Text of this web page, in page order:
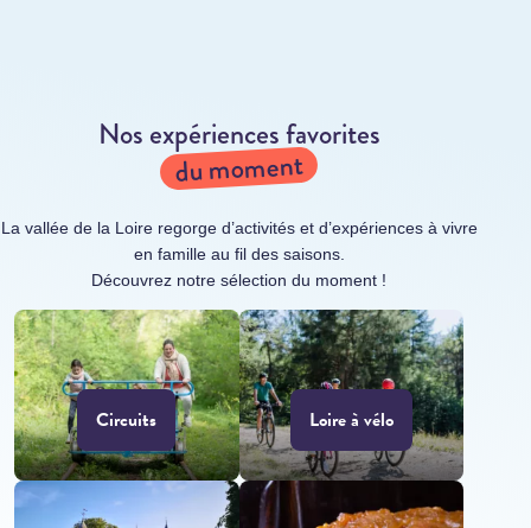
Nos expériences favorites
du moment
La vallée de la Loire regorge d’activités et d’expériences à vivre
en famille au fil des saisons.
Découvrez notre sélection du moment !
Circuits Loire à vélo